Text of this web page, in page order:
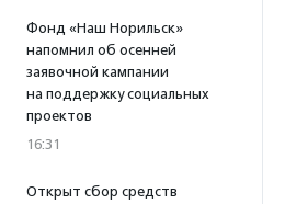
Фонд «Наш Норильск»
напомнил об осенней
заявочной кампании
на поддержку социальных
проектов
16:31
Открыт сбор средств